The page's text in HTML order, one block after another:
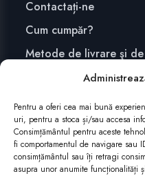
Pentru a oferi cea mai bună
uri, pentru a stoca și/sau accesa
Consimțământul pentru aceste
fi comportamentul de navigare sau
consimțământul sau îți retragi
asupra unor anumite funcționalități
Contactați-ne
Cum cumpăr?
Metode de livrare şi
Confidențialitate și
ABONEAZĂ-TE